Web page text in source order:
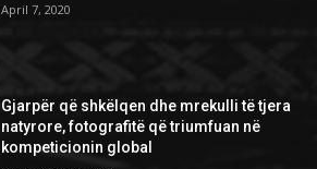
April 7, 2020
Gjarpër që shkëlqen dhe mrekulli të tjera
natyrore, fotografitë që triumfuan në
kompeticionin global